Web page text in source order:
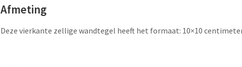
Afmeting
Deze vierkante zellige wandtegel heeft het formaat: 10×10